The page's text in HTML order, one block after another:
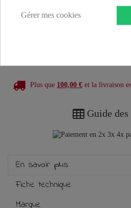
AJOUTER AU
Plus que 100,00 € et la livraison
Guide
En savoir plus
Fiche technique
Marque
Gérer mes cookies